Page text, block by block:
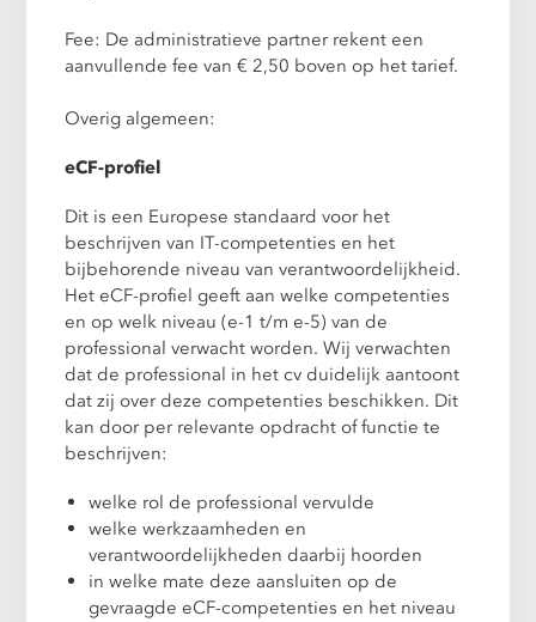
Fee: De administratieve partner rekent een
aanvullende fee van € 2,50 boven op het tarief.
Overig algemeen:
eCF-profiel
Dit is een Europese standaard voor het
beschrijven van IT-competenties en het
bijbehorende niveau van verantwoordelijkheid.
Het eCF-profiel geeft aan welke competenties
en op welk niveau (e-1 t/m e-5) van de
professional verwacht worden. Wij verwachten
dat de professional in het cv duidelijk aantoont
dat zij over deze competenties beschikken. Dit
kan door per relevante opdracht of functie te
beschrijven:
welke rol de professional vervulde
welke werkzaamheden en
verantwoordelijkheden daarbij hoorden
in welke mate deze aansluiten op de
gevraagde eCF-competenties en het niveau